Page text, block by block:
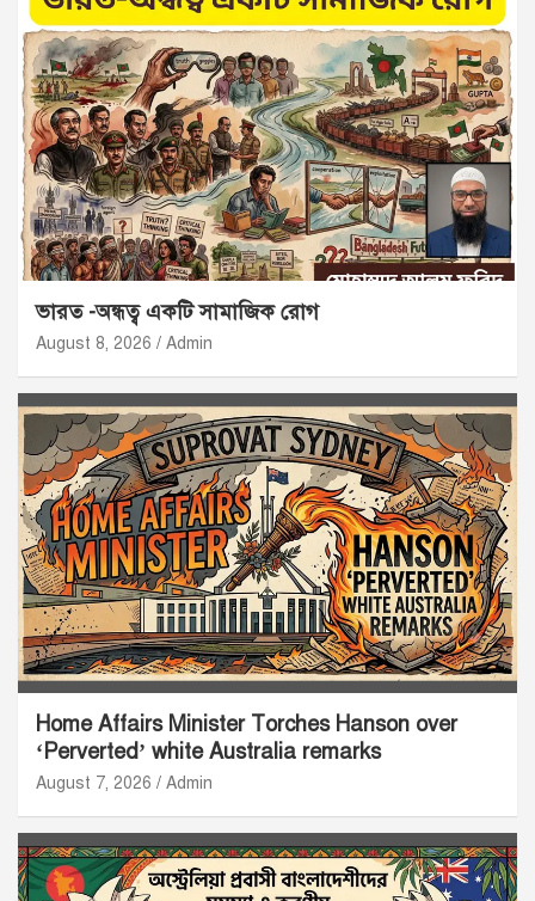
ভারত -অন্ধত্ব একটি সামাজিক রোগ
August 8, 2026 Admin
Home Affairs Minister Torches Hanson over
‘Perverted’ white Australia remarks
August 7, 2026 Admin